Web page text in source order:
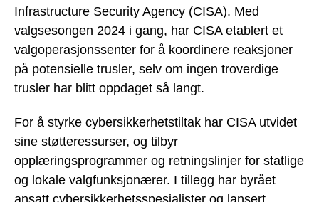
Infrastructure Security Agency (CISA). Med
valgsesongen 2024 i gang, har CISA etablert et
valgoperasjonssenter for å koordinere reaksjoner
på potensielle trusler, selv om ingen troverdige
trusler har blitt oppdaget så langt.
For å styrke cybersikkerhetstiltak har CISA utvidet
sine støtteressurser, og tilbyr
opplæringsprogrammer og retningslinjer for statlige
og lokale valgfunksjonærer. I tillegg har byrået